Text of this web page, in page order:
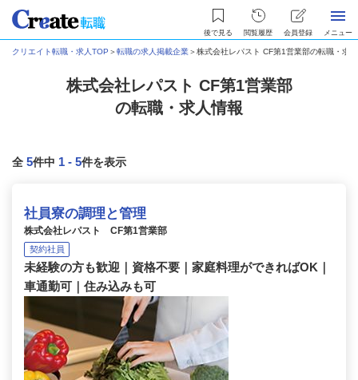
後で見る 閲覧履歴 会員登録 メニュー
クリエイト転職・求人TOP ＞転職の求人掲載企業＞株式会社レパスト CF第1営業部の転職・求
株式会社レパスト CF第1営業部
の転職・求人情報
全 5件中 1 - 5件を表示
社員寮の調理と管理
株式会社レパスト CF第1営業部
契約社員
未経験の方も歓迎｜資格不要｜家庭料理ができればOK｜
車通勤可｜住み込みも可